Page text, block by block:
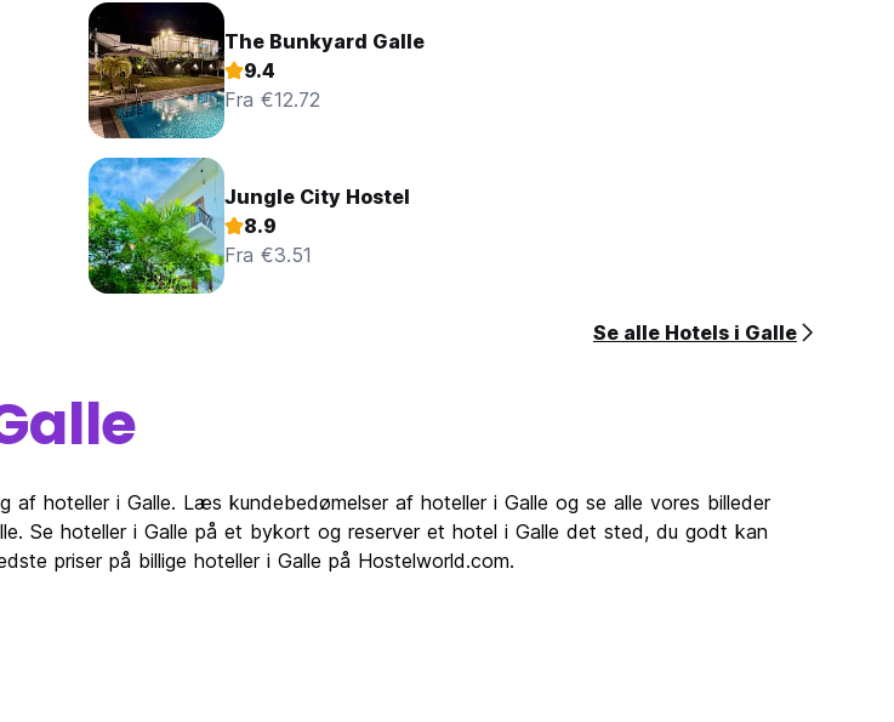
The Bunkyard Galle
9.4
Fra €12.72
Jungle City Hostel
8.9
Fra €3.51
Se alle Hotels i Galle
af hoteller i Galle. Læs kundebedømelser af hoteller i Galle og se alle vores billeder
Se hoteller i Galle på et bykort og reserver et hotel i Galle det sted, du godt kan
priser på billige hoteller i Galle på Hostelworld.com.